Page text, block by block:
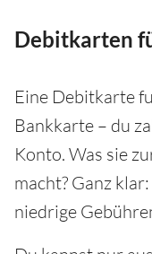
Debitkarten
Eine Debitkarte
Bankkarte – du
Konto. Was sie
macht? Ganz
niedrige